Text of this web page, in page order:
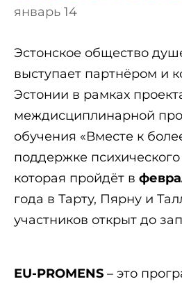
январь 14
Эстонское общество
выступает партнёром и
Эстонии в рамках
междисциплинарной
обучения «Вместе к
поддержке психического
которая пройдёт в
года в Тарту, Пярну и
участников открыт до
EU-PROMENS – это